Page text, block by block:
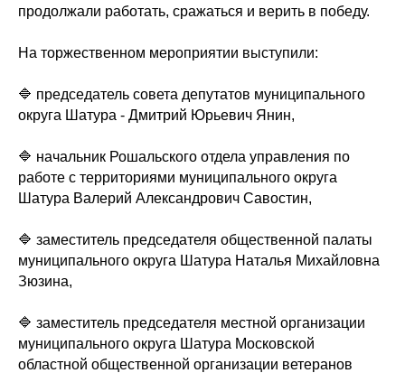
продолжали работать, сражаться и верить в победу.
На торжественном мероприятии выступили:
🔷 председатель совета депутатов муниципального
округа Шатура - Дмитрий Юрьевич Янин,
🔷 начальник Рошальского отдела управления по
работе с территориями муниципального округа
Шатура Валерий Александрович Савостин,
🔷 заместитель председателя общественной палаты
муниципального округа Шатура Наталья Михайловна
Зюзина,
🔷 заместитель председателя местной организации
муниципального округа Шатура Московской
областной общественной организации ветеранов